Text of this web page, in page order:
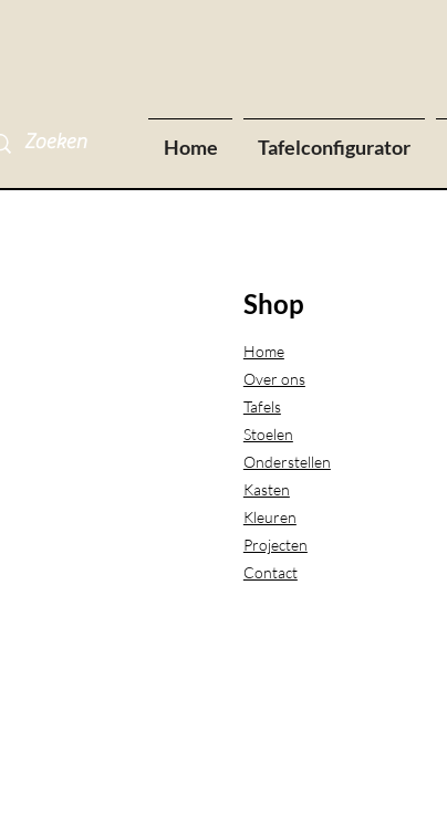
Home Tafelconfigurator
Shop
Home
Over ons
Tafels
Stoelen
Onderstellen
Kasten
Kleuren
Projecten
Contact